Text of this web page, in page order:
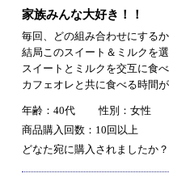
家族みんな大好き！！
毎回、どの組み合わせにする
結局このスイート＆ミルクを選
スイートとミルクを交互に食
カフェオレと共に食べる時間
年齢：40代
性別：女性
商品購入回数：10回以上
どなた宛に購入されましたか